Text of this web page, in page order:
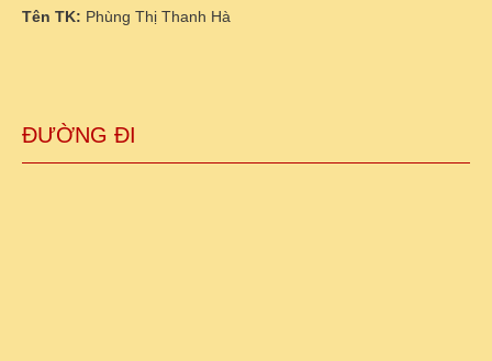
Tên TK: Phùng Thị Thanh Hà
ĐƯỜNG ĐI